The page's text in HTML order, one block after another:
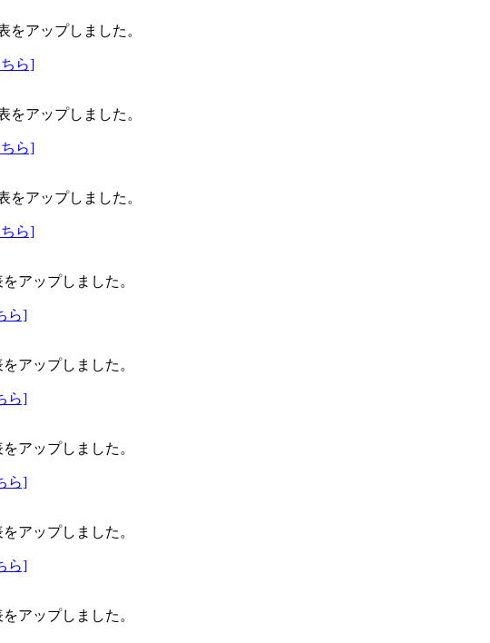
をアップしました。
ら]
をアップしました。
ら]
をアップしました。
ら]
アップしました。
ら]
アップしました。
ら]
アップしました。
ら]
アップしました。
ら]
アップしました。